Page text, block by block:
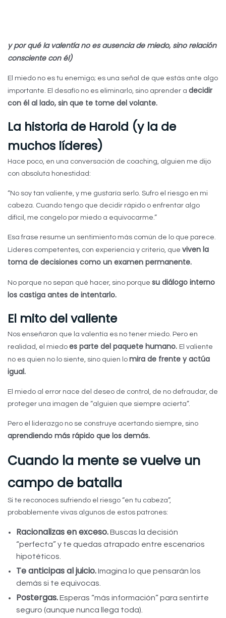
y por qué la valentía no es ausencia de miedo, sino relación
consciente con él)
El miedo no es tu enemigo; es una señal de que estás ante algo
importante. El desafío no es eliminarlo, sino aprender a decidir
con él al lado, sin que te tome del volante.
La historia de Harold (y la de
muchos líderes)
Hace poco, en una conversación de coaching, alguien me dijo
con absoluta honestidad:
“No soy tan valiente, y me gustaría serlo. Sufro el riesgo en mi
cabeza. Cuando tengo que decidir rápido o enfrentar algo
difícil, me congelo por miedo a equivocarme.”
Esa frase resume un sentimiento más común de lo que parece.
Líderes competentes, con experiencia y criterio, que viven la
toma de decisiones como un examen permanente.
No porque no sepan qué hacer, sino porque su diálogo interno
los castiga antes de intentarlo.
El mito del valiente
Nos enseñaron que la valentía es no tener miedo. Pero en
realidad, el miedo es parte del paquete humano. El valiente
no es quien no lo siente, sino quien lo mira de frente y actúa
igual.
El miedo al error nace del deseo de control, de no defraudar, de
proteger una imagen de “alguien que siempre acierta”.
Pero el liderazgo no se construye acertando siempre, sino
aprendiendo más rápido que los demás.
Cuando la mente se vuelve un
campo de batalla
Si te reconoces sufriendo el riesgo “en tu cabeza”,
probablemente vivas algunos de estos patrones:
Racionalizas en exceso.Buscas la decisión
“perfecta” y te quedas atrapado entre escenarios
hipotéticos.
Te anticipas al juicio.Imagina lo que pensarán los
demás si te equivocas.
Postergas.Esperas “más información” para sentirte
seguro (aunque nunca llega toda).